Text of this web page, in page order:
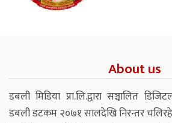
About us
डबली मिडिया प्रा.लि.द्वारा सञ्चालित
डबली डटकम २०७१ सालदेखि निरन्तर